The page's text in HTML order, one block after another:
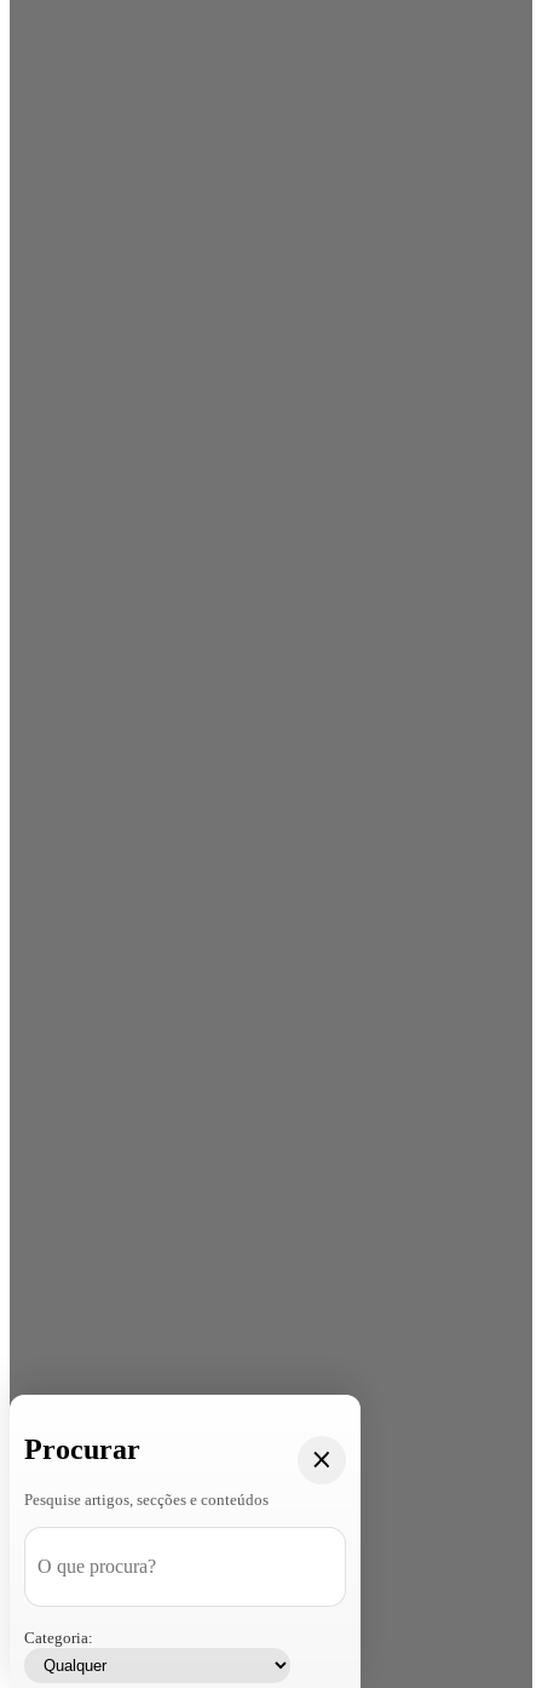
Procurar
Pesquise artigos, secções e conteúdos
Categoria: